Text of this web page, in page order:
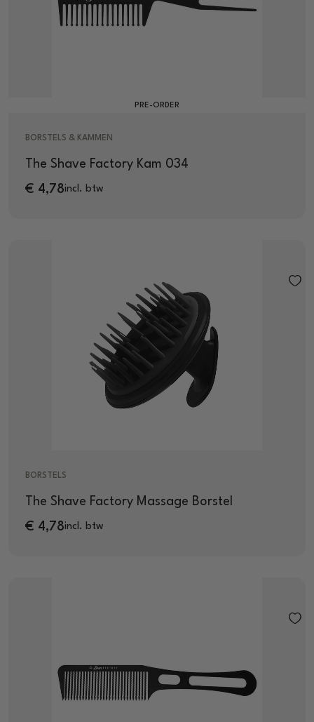
PRE-ORDER
BORSTELS & KAMMEN
The Shave Factory Kam 034
€ 4,78incl. btw
BORSTELS
The Shave Factory Massage Borstel
€ 4,78incl. btw